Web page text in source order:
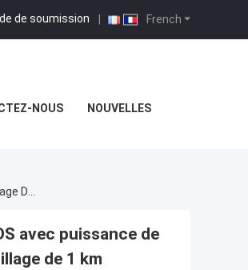
French
de soumission |
NOUS NOUVELLES
avec puissance de
de 1 km